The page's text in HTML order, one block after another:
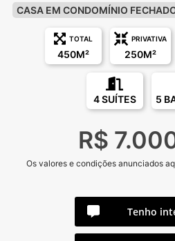
CASA EM CONDOMÍNIO
TOTAL
450M²
PRIVATIVA
250M²
4 SUÍTES 5
R$
Os valores e condições anunciados
Tenho